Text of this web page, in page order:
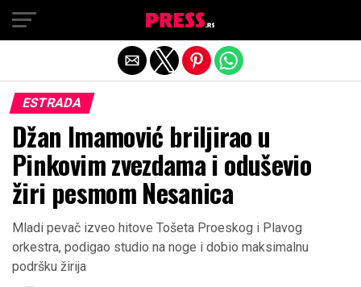
ESTRADA
Džan Imamović briljirao u
Pinkovim zvezdama i oduševio
žiri pesmom Nesanica
Mladi pevač izveo hitove Tošeta Proeskog i Plavog
orkestra, podigao studio na noge i dobio maksimalnu
podršku žirija
Exit mobile version